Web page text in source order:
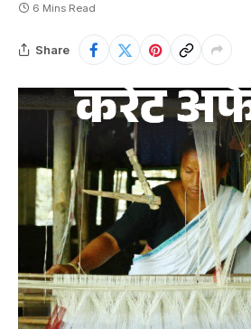
6 Mins Read
Share